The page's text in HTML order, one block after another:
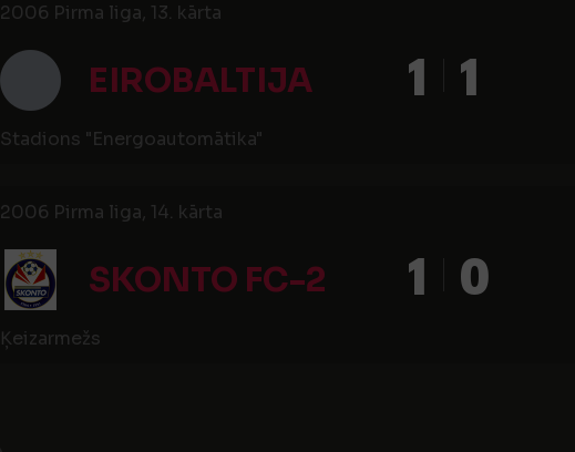
2006 Pirma liga, 13. kārta
EIROBALTIJA 1 1
Stadions "Energoautomātika"
2006 Pirma liga, 14. kārta
SKONTO FC-2 1 0
Ķeizarmežs